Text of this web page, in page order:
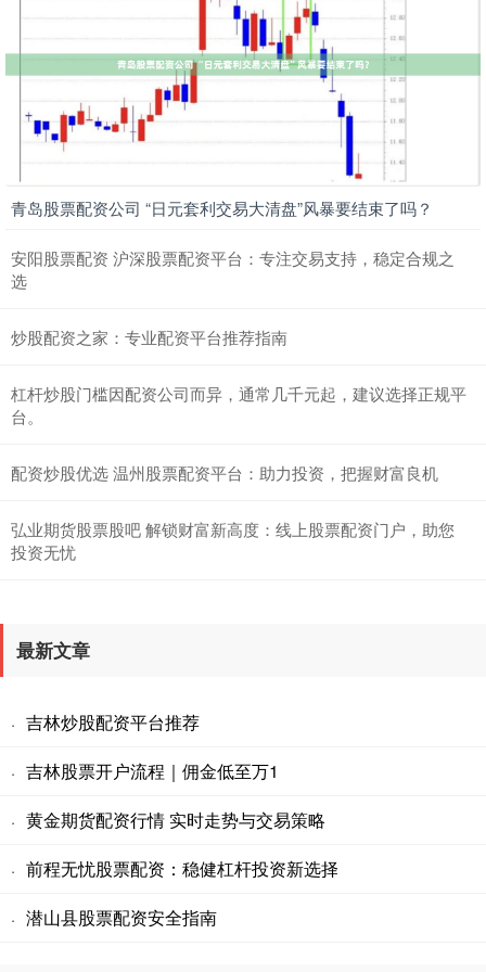
青岛股票配资公司 “日元套利交易大清盘”风暴要结束了吗？
安阳股票配资 沪深股票配资平台：专注交易支持，稳定合规之
选
炒股配资之家：专业配资平台推荐指南
杠杆炒股门槛因配资公司而异，通常几千元起，建议选择正规平
台。
配资炒股优选 温州股票配资平台：助力投资，把握财富良机
弘业期货股票股吧 解锁财富新高度：线上股票配资门户，助您
投资无忧
最新文章
· 吉林炒股配资平台推荐
· 吉林股票开户流程｜佣金低至万1
· 黄金期货配资行情 实时走势与交易策略
· 前程无忧股票配资：稳健杠杆投资新选择
· 潜山县股票配资安全指南